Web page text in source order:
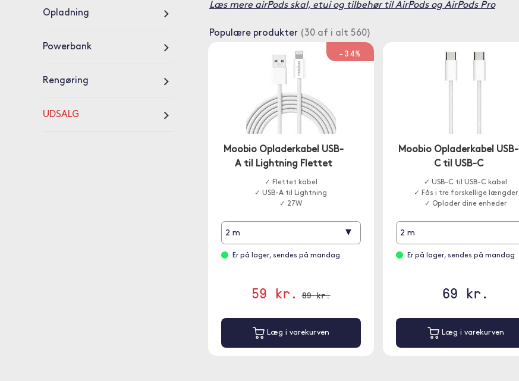
Opladning
Powerbank
Rengøring
UDSALG
Læs mere airPods skal, etui og tilbehør til AirPods og AirPods Pro
Populære produkter (30 af i alt 560)
-34%
Moobio Opladerkabel USB-
A til Lightning Flettet
✓ Flettet kabel
✓ USB-A til Lightning
✓ 27W
2 m ▾
Er på lager, sendes på mandag
59 kr. 89 kr.
Læg i varekurven
Moobio Opladerkabel USB-
C til USB-C
✓ USB-C til USB-C kabel
✓ Fås i tre forskellige længder
✓ Oplader dine enheder
2 m
Er på lager, sendes på mandag
69 kr.
Læg i varekurven